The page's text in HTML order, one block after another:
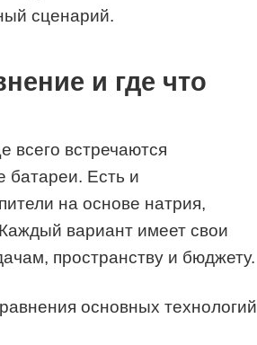
сценарий.
и где что
встречаются
батареи. Есть и
на основе натрия,
вариант имеет свои
пространству и бюджету.
основных технологий